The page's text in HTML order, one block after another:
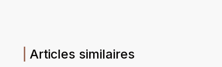
Articles similaires